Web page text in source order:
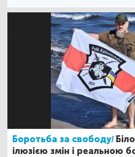
Боротьба за свободу/
ілюзією змін і реальною